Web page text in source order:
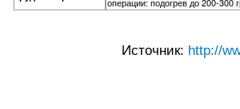
Источник: http://